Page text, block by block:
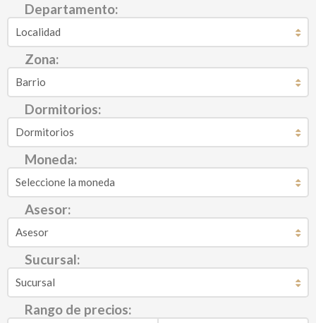
Departamento:
Zona:
Dormitorios:
Moneda:
Asesor:
Sucursal:
Rango de precios: